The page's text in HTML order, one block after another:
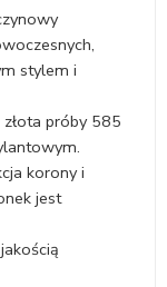
stylem i
próby 585
korony i
jest